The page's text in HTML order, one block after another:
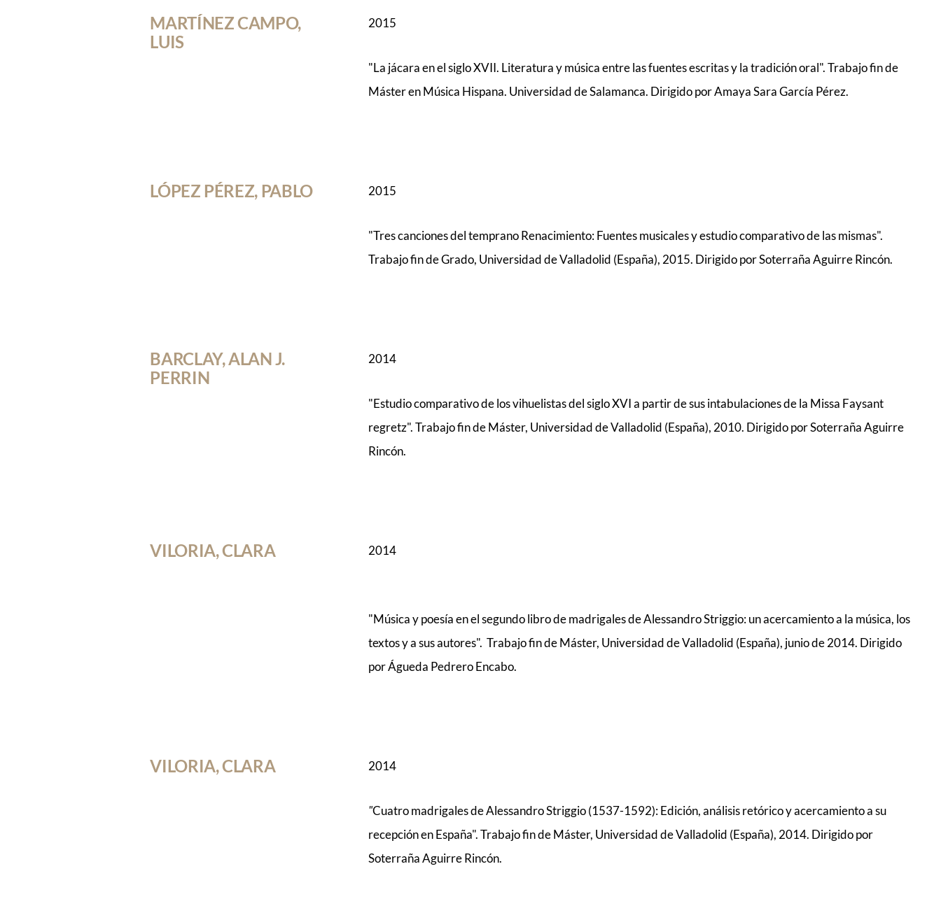
MARTÍNEZ CAMPO,
LUIS
2015
"La jácara en el siglo XVII. Literatura y música entre las fuentes escritas y la tradición oral". Trabajo fin de
Máster en Música Hispana. Universidad de Salamanca. Dirigido por Amaya Sara García Pérez.
LÓPEZ PÉREZ, PABLO 2015
"Tres canciones del temprano Renacimiento: Fuentes musicales y estudio comparativo de las mismas".
Trabajo fin de Grado, Universidad de Valladolid (España), 2015. Dirigido por Soterraña Aguirre Rincón.
BARCLAY, ALAN J.
PERRIN
2014
"Estudio comparativo de los vihuelistas del siglo XVI a partir de sus intabulaciones de la Missa Faysant
regretz". Trabajo fin de Máster, Universidad de Valladolid (España), 2010. Dirigido por Soterraña Aguirre
Rincón.
VILORIA, CLARA 2014
"Música y poesía en el segundo libro de madrigales de Alessandro Striggio: un acercamiento a la música, los
textos y a sus autores". Trabajo fin de Máster, Universidad de Valladolid (España), junio de 2014. Dirigido
por Águeda Pedrero Encabo.
VILORIA, CLARA 2014
"Cuatro madrigales de Alessandro Striggio (1537-1592): Edición, análisis retórico y acercamiento a su
recepción en España". Trabajo fin de Máster, Universidad de Valladolid (España), 2014. Dirigido por
Soterraña Aguirre Rincón.